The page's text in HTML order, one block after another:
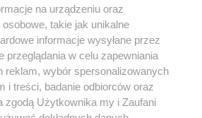
raka
wirusy onkogenne
nowotworowe?
biologicznymi nie posiadającymi
namnażania. W celu
na urządzeniu oraz
takie jak unikalne
informacje wysyłane przez
przeglądania w celu zapewniania
reklam, wybór spersonalizowanych
i treści, badanie odbiorców oraz
zgodą Użytkownika my i Zaufani